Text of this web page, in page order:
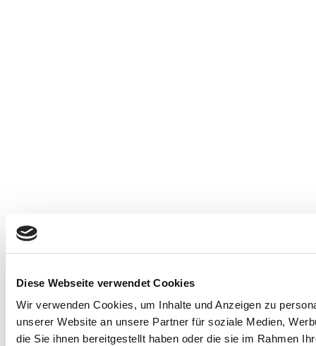
Diese Webseite verwendet Cookies
Wir verwenden Cookies, um Inhalte und Anzeigen zu
unserer Website an unsere Partner für soziale Medien,
die Sie ihnen bereitgestellt haben oder die sie im Rahmen